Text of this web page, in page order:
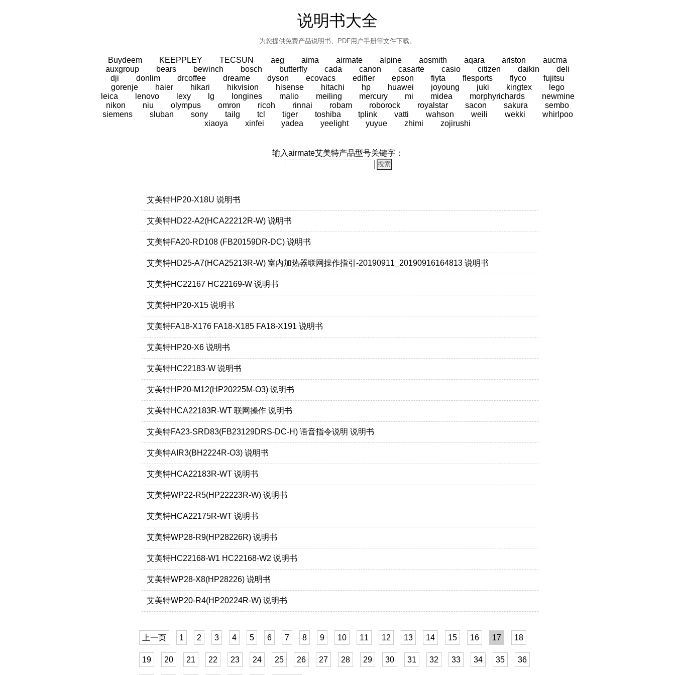
说明书大全
为您提供免费产品说明书、PDF用户手册等文件下载。
Buydeem KEEPPLEY TECSUN aeg aima airmate alpine aosmith aqara ariston
aucma
auxgroup
bears bewinch bosch butterfly cada canon casarte casio citizen daikin
deli
dji
donlim drcoffee dreame dyson ecovacs edifier epson fiyta flesports flyco
fujitsu
gorenje
haier hikari hikvision hisense hitachi hp huawei joyoung juki kingtex
lego
leica
lenovo lexy lg longines malio meiling mercury mi midea morphyrichards
newmine
nikon
niu olympus omron ricoh rinnai robam roborock royalstar sacon sakura
sembo
siemens
sluban sony tailg tcl tiger toshiba tplink vatti wahson weili wekki
whirlpoo
xiaoya
xinfei yadea yeelight yuyue zhimi zojirushi
输入airmate艾美特产品型号关键字：
艾美特HP20-X18U 说明书
艾美特HD22-A2(HCA22212R-W) 说明书
艾美特FA20-RD108 (FB20159DR-DC) 说明书
艾美特HD25-A7(HCA25213R-W) 室内加热器联网操作指引-20190911_20190916164813 说明书
艾美特HC22167 HC22169-W 说明书
艾美特HP20-X15 说明书
艾美特FA18-X176 FA18-X185 FA18-X191 说明书
艾美特HP20-X6 说明书
艾美特HC22183-W 说明书
艾美特HP20-M12(HP20225M-O3) 说明书
艾美特HCA22183R-WT 联网操作 说明书
艾美特FA23-SRD83(FB23129DRS-DC-H) 语音指令说明 说明书
艾美特AIR3(BH2224R-O3) 说明书
艾美特HCA22183R-WT 说明书
艾美特WP22-R5(HP22223R-W) 说明书
艾美特HCA22175R-WT 说明书
艾美特WP28-R9(HP28226R) 说明书
艾美特HC22168-W1 HC22168-W2 说明书
艾美特WP28-X8(HP28226) 说明书
艾美特WP20-R4(HP20224R-W) 说明书
上一页 1 2 3 4 5 6 7 8 9 10 11 12 13 14 15 16 17 18
19 20 21 22 23 24 25 26 27 28 29 30 31 32 33 34 35 36